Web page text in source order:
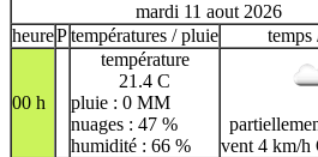
mardi 11 aout 2026
heurePtempératures / pluie temps
00 h
température
21.4 C
pluie : 0 MM
nuages : 47 %
humidité : 66 %
vent 4 km/h